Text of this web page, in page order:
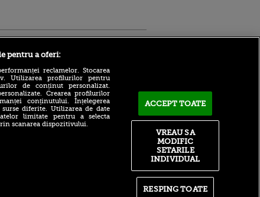
Adrian Mihalcea, discurs
incredibil înainte de UTA -
Ce declin! Cu cine a semnat
pentru a oferi:
reclamelor. Stocarea
Utilizarea profilurilor pentru
de conținut personalizat.
Crearea profilurilor
conținutului. Înțelegerea
diferite. Utilizarea de date
limitate pentru a selecta
scanarea dispozitivului.
ACCEPT TOATE
RESPING TOATE
VREAU SA
MODIFIC
SETARILE
INDIVIDUAL